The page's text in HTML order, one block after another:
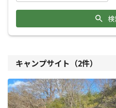
キャンプサイト（2件）